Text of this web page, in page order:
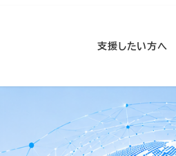
支援したい方へ